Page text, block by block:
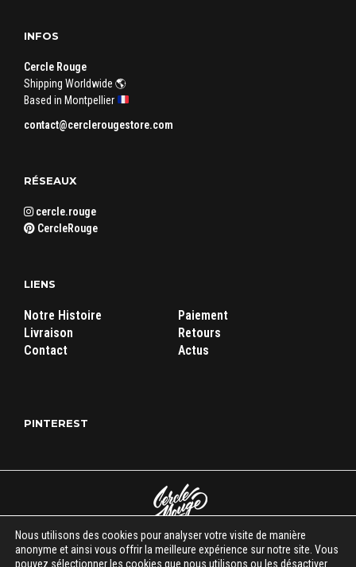
INFOS
Cercle Rouge
Shipping Worldwide 🌎
Based in Montpellier
contact@cerclerougestore.com
RÉSEAUX
cercle.rouge
CercleRouge
LIENS
Notre Histoire
Livraison
Contact
Paiement
Retours
Actus
PINTEREST
Cercle Rouge Store|Mentions légales |C.G.V| Tous droits réservés
Nous utilisons des cookies pour analyser votre visite de manière
anonyme et ainsi vous offrir la meilleure expérience sur notre site. Vous
pouvez sélectionner les cookies que nous utilisons ou les désactiver